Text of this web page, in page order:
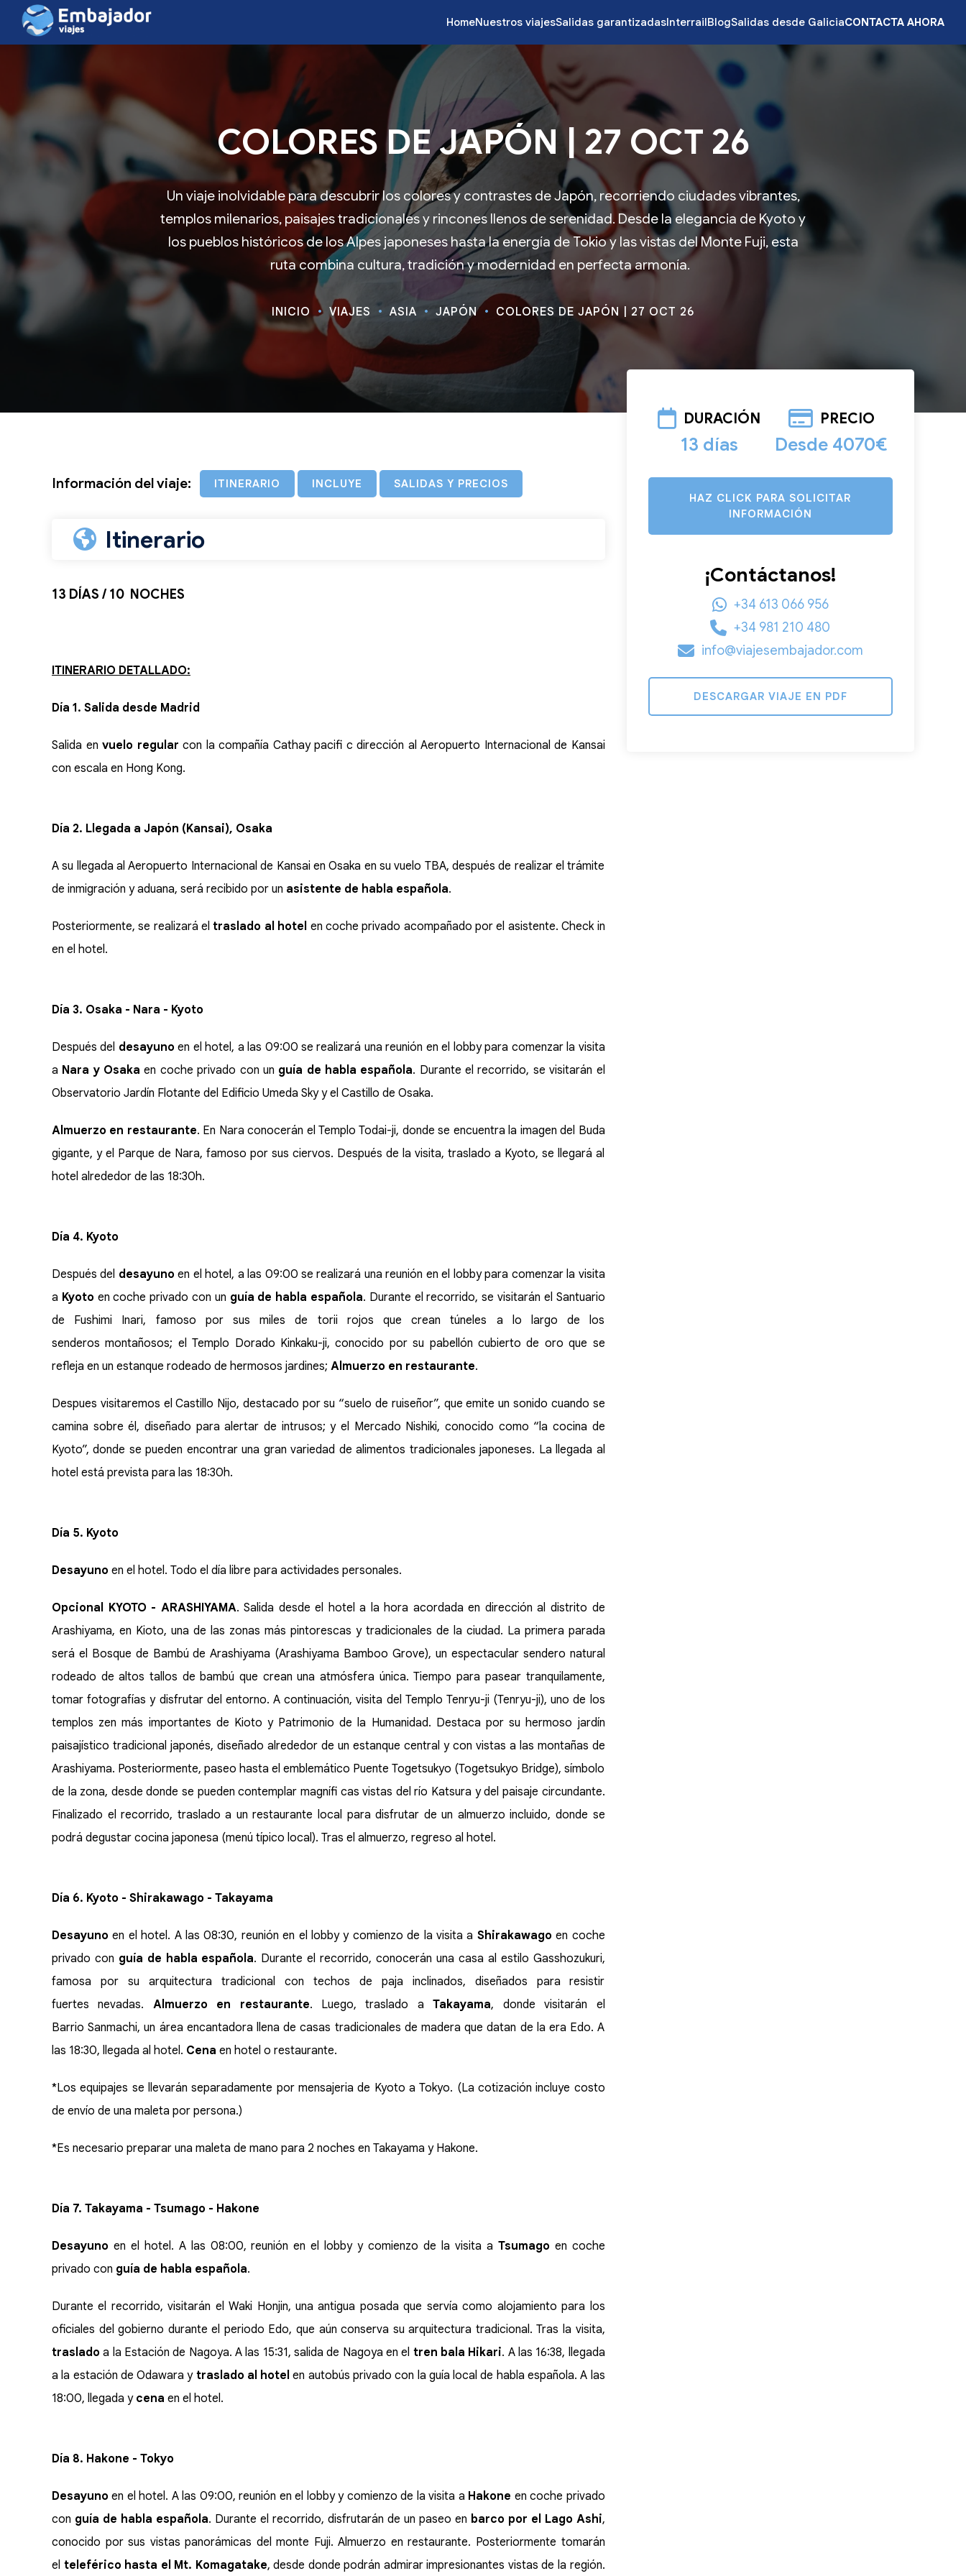
HomeNuestros viajesSalidas garantizadasInterrailBlogSalidas desde GaliciaCONTACTA AHORA
COLORES DE JAPÓN | 27 OCT 26
Un viaje inolvidable para descubrir los colores y contrastes de Japón, recorriendo ciudades vibrantes,
templos milenarios, paisajes tradicionales y rincones llenos de serenidad. Desde la elegancia de Kyoto y
los pueblos históricos de los Alpes japoneses hasta la energía de Tokio y las vistas del Monte Fuji, esta
ruta combina cultura, tradición y modernidad en perfecta armonía.
INICIO VIAJES ASIA JAPÓN COLORES DE JAPÓN | 27 OCT 26
Información del viaje: ITINERARIO INCLUYE SALIDAS Y PRECIOS
Itinerario
13 DÍAS / 10 NOCHES
ITINERARIO DETALLADO:
Día 1. Salida desde Madrid
Salida en vuelo regular con la compañía Cathay pacifi c dirección al Aeropuerto Internacional de Kansai
con escala en Hong Kong.
Día 2. Llegada a Japón (Kansai), Osaka
A su llegada al Aeropuerto Internacional de Kansai en Osaka en su vuelo TBA, después de realizar el trámite
de inmigración y aduana, será recibido por un asistente de habla española.
Posteriormente, se realizará eltraslado al hotel en coche privado acompañado por el asistente. Check in
en el hotel.
Día 3. Osaka - Nara - Kyoto
Después del desayunoen el hotel, a las 09:00 se realizará una reunión en el lobby para comenzar la visita
a Nara y Osaka en coche privado con un guía de habla española. Durante el recorrido, se visitarán el
Observatorio Jardín Flotante del Edificio Umeda Sky y el Castillo de Osaka.
Almuerzo en restaurante. En Nara conocerán el Templo Todai-ji, donde se encuentra la imagen del Buda
gigante, y el Parque de Nara, famoso por sus ciervos. Después de la visita, traslado a Kyoto, se llegará al
hotel alrededor de las 18:30h.
Día 4. Kyoto
Después del desayunoen el hotel, a las 09:00 se realizará una reunión en el lobby para comenzar la visita
a Kyoto en coche privado con un guía de habla española. Durante el recorrido, se visitarán el Santuario
de Fushimi Inari, famoso por sus miles de torii rojos que crean túneles a lo largo de los
senderos montañosos; el Templo Dorado Kinkaku-ji, conocido por su pabellón cubierto de oro que se
refleja en un estanque rodeado de hermosos jardines; Almuerzo en restaurante.
Despues visitaremos el Castillo Nijo, destacado por su “suelo de ruiseñor”, que emite un sonido cuando se
camina sobre él, diseñado para alertar de intrusos; y el Mercado Nishiki, conocido como “la cocina de
Kyoto”, donde se pueden encontrar una gran variedad de alimentos tradicionales japoneses. La llegada al
hotel está prevista para las 18:30h.
Día 5. Kyoto
Desayuno en el hotel. Todo el día libre para actividades personales.
Opcional KYOTO - ARASHIYAMA. Salida desde el hotel a la hora acordada en dirección al distrito de
Arashiyama, en Kioto, una de las zonas más pintorescas y tradicionales de la ciudad. La primera parada
será el Bosque de Bambú de Arashiyama (Arashiyama Bamboo Grove), un espectacular sendero natural
rodeado de altos tallos de bambú que crean una atmósfera única. Tiempo para pasear tranquilamente,
tomar fotografías y disfrutar del entorno. A continuación, visita del Templo Tenryu-ji (Tenryu-ji), uno de los
templos zen más importantes de Kioto y Patrimonio de la Humanidad. Destaca por su hermoso jardín
paisajístico tradicional japonés, diseñado alrededor de un estanque central y con vistas a las montañas de
Arashiyama. Posteriormente, paseo hasta el emblemático Puente Togetsukyo (Togetsukyo Bridge), símbolo
de la zona, desde donde se pueden contemplar magnífi cas vistas del río Katsura y del paisaje circundante.
Finalizado el recorrido, traslado a un restaurante local para disfrutar de un almuerzo incluido, donde se
podrá degustar cocina japonesa (menú típico local). Tras el almuerzo, regreso al hotel.
Día 6. Kyoto - Shirakawago - Takayama
Desayunoen el hotel. A las 08:30, reunión en el lobby y comienzo de la visita a Shirakawagoen coche
privado con guía de habla española. Durante el recorrido, conocerán una casa al estilo Gasshozukuri,
famosa por su arquitectura tradicional con techos de paja inclinados, diseñados para resistir
fuertes nevadas. Almuerzo en restaurante. Luego, traslado aTakayama, donde visitarán el
Barrio Sanmachi, un área encantadora llena de casas tradicionales de madera que datan de la era Edo. A
las 18:30, llegada al hotel. Cena en hotel o restaurante.
*Los equipajes se llevarán separadamente por mensajeria de Kyoto a Tokyo. (La cotización incluye costo
de envío de una maleta por persona.)
*Es necesario preparar una maleta de mano para 2 noches en Takayama y Hakone.
Día 7. Takayama - Tsumago - Hakone
Desayuno en el hotel. A las 08:00, reunión en el lobby y comienzo de la visita a Tsumago en coche
privado con guía de habla española.
Durante el recorrido, visitarán el Waki Honjin, una antigua posada que servía como alojamiento para los
oficiales del gobierno durante el periodo Edo, que aún conserva su arquitectura tradicional. Tras la visita,
trasladoa la Estación de Nagoya. A las 15:31, salida de Nagoya en el tren bala Hikari. A las 16:38, llegada
a la estación de Odawara y traslado al hotel en autobús privado con la guía local de habla española. A las
18:00, llegada y cena en el hotel.
Día 8. Hakone - Tokyo
Desayunoen el hotel. A las 09:00, reunión en el lobby y comienzo de la visita a Hakone en coche privado
con guía de habla española. Durante el recorrido, disfrutarán de un paseo en barco por el Lago Ashi,
conocido por sus vistas panorámicas del monte Fuji. Almuerzo en restaurante. Posteriormente tomarán
el teleférico hasta el Mt. Komagatake, desde donde podrán admirar impresionantes vistas de la región.
DURACIÓN
13 días
PRECIO
Desde 4070€
HAZ CLICK PARA SOLICITAR
INFORMACIÓN
¡Contáctanos!
+34 613 066 956
+34 981 210 480
info@viajesembajador.com
DESCARGAR VIAJE EN PDF